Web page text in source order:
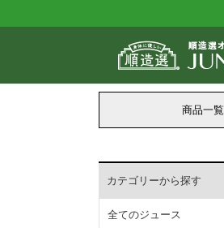
商品一覧
カテゴリーから探す
全てのジュース